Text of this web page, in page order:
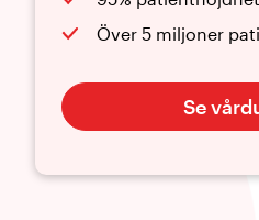
Över 5 miljoner
Se